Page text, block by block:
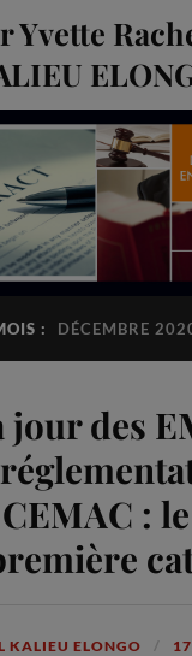
Yvette
: DÉCEMBRE
jour des
:
KALIEU ELONGO